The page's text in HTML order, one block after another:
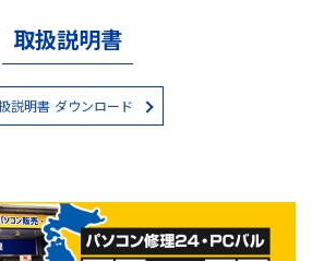
取扱説明書
説明書 ダウンロード